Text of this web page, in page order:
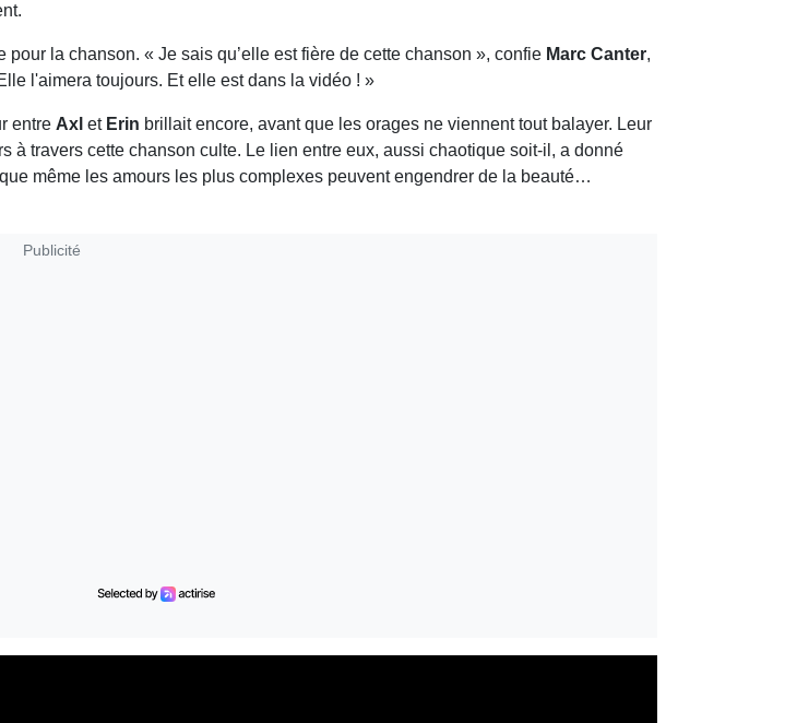
pour la chanson. « Je sais qu’elle est fière de cette chanson », confie Marc Canter,
l'aimera toujours. Et elle est dans la vidéo ! »
entre Axl et Erin brillait encore, avant que les orages ne viennent tout balayer. Leur
à travers cette chanson culte. Le lien entre eux, aussi chaotique soit-il, a donné
même les amours les plus complexes peuvent engendrer de la beauté…
Publicité